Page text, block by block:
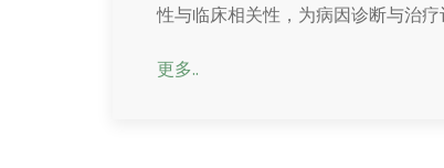
性与临床相关性，为病因诊断与治疗
更多..